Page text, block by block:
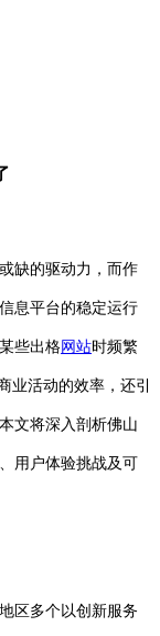
缺的驱动力，而作
息平台的稳定运行
些出格网站时频繁
业活动的效率，还引
文将深入剖析佛山
用户体验挑战及可
区多个以创新服务